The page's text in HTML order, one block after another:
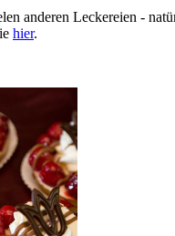
anderen Leckereien -
hier.